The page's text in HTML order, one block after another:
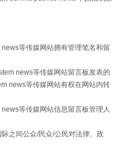
等传媒网站拥有管理笔名和留
news等传媒网站留言板发表的
news等传媒网站有权在网站内转
等传媒网站信息留言板管理人
之间公众/民众/公民对法律、政